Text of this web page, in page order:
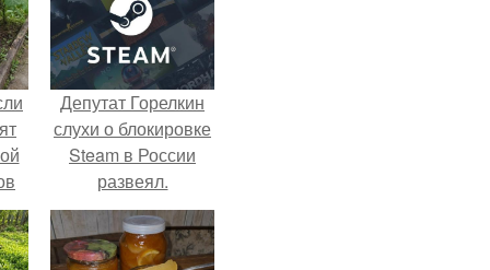
-
Депутат Горелкин
слухи о блокировке
Steam в России
развеял.